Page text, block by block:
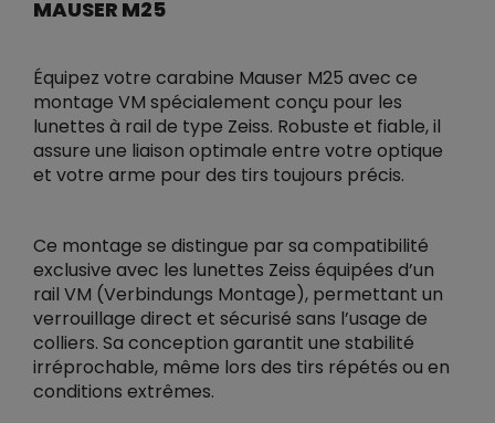
MAUSER M25
Équipez votre carabine Mauser M25 avec ce
montage VM spécialement conçu pour les
lunettes à rail de type Zeiss. Robuste et fiable, il
assure une liaison optimale entre votre optique
et votre arme pour des tirs toujours précis.
Ce montage se distingue par sa compatibilité
exclusive avec les lunettes Zeiss équipées d’un
rail VM (Verbindungs Montage), permettant un
verrouillage direct et sécurisé sans l’usage de
colliers. Sa conception garantit une stabilité
irréprochable, même lors des tirs répétés ou en
conditions extrêmes.